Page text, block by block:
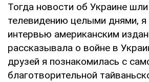
Тогда новости об Украине
телевидению целыми днями, я
интервью американским
рассказывала о войне в
друзей я познакомилась с
благотворительной